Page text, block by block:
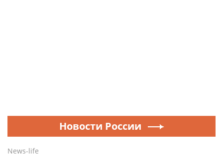
Новости России
News-life